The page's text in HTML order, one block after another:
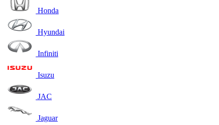
Honda
Hyundai
Infiniti
Isuzu
JAC
Jaguar